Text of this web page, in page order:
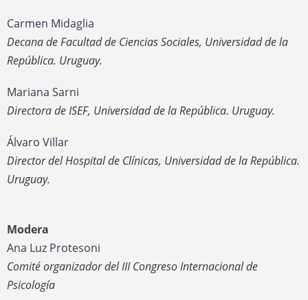
Carmen Midaglia
Decana de Facultad de Ciencias Sociales, Universidad de la
República. Uruguay.
Mariana Sarni
Directora de ISEF, Universidad de la República. Uruguay.
Álvaro Villar
Director del Hospital de Clínicas, Universidad de la República.
Uruguay.
Modera
Ana Luz Protesoni
Comité organizador del III Congreso Internacional de
Psicología